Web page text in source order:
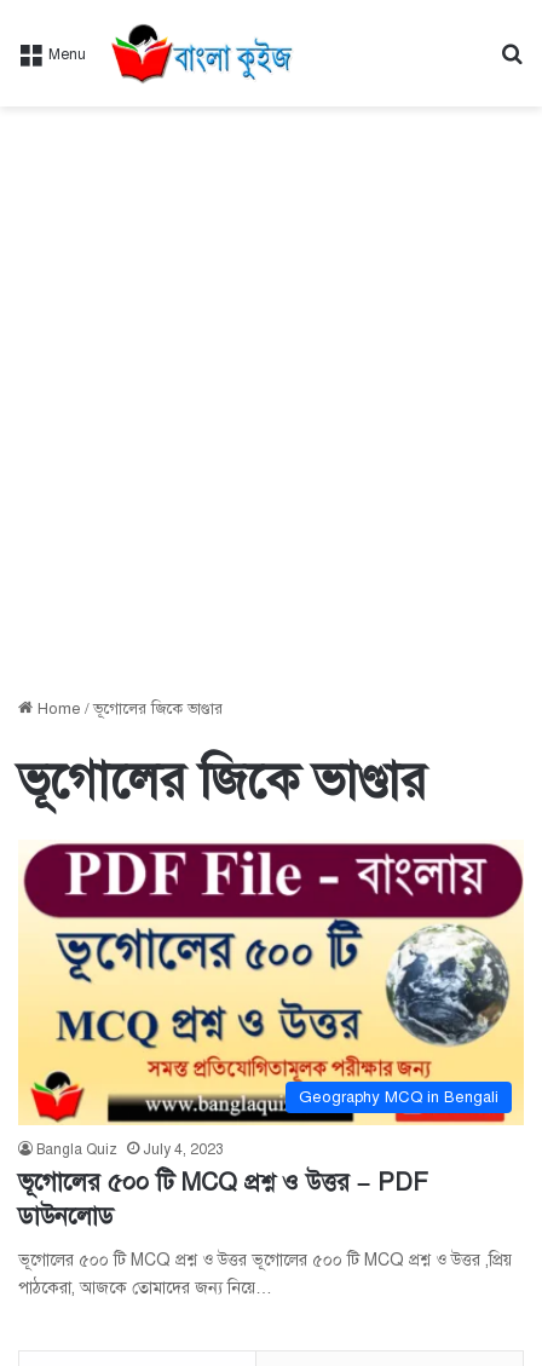
Menu
Home /ভূগোলের জিকে ভাণ্ডার
ভূগোলের জিকে ভাণ্ডার
Geography MCQ in Bengali
Bangla Quiz July 4, 2023
ভূগোলের ৫০০ টি MCQ প্রশ্ন ও উত্তর – PDF
ডাউনলোড
ভূগোলের ৫০০ টি MCQ প্রশ্ন ও উত্তর ভূগোলের ৫০০ টি MCQ প্রশ্ন ও উত্তর ,প্রিয়
পাঠকেরা, আজকে তোমাদের জন্য নিয়ে…